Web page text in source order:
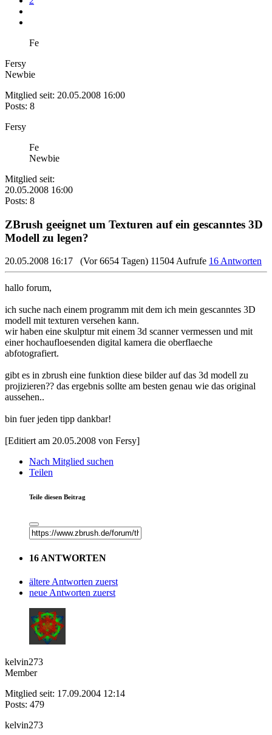
Fe
Fersy
Newbie
Mitglied seit: 20.05.2008 16:00
Posts: 8
Fersy
Fe
Newbie
Mitglied seit:
20.05.2008 16:00
Posts: 8
ZBrush geeignet um Texturen auf ein gescanntes 3D
Modell zu legen?
20.05.2008 16:17 (Vor 6654 Tagen) 11504 Aufrufe 16 Antworten
hallo forum,
ich suche nach einem programm mit dem ich mein gescanntes 3D
modell mit texturen versehen kann.
wir haben eine skulptur mit einem 3d scanner vermessen und mit
einer hochaufloesenden digital kamera die oberflaeche
abfotografiert.
gibt es in zbrush eine funktion diese bilder auf das 3d modell zu
projizieren?? das ergebnis sollte am besten genau wie das original
aussehen..
bin fuer jeden tipp dankbar!
[Editiert am 20.05.2008 von Fersy]
Nach Mitglied suchen
Teilen
Teile diesen Beitrag
16 ANTWORTEN
ältere Antworten zuerst
neue Antworten zuerst
kelvin273
Member
Mitglied seit: 17.09.2004 12:14
Posts: 479
kelvin273